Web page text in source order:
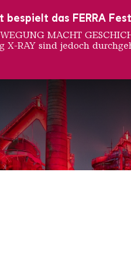
bespielt das FERRA
MACHT
RAY sind jedoch